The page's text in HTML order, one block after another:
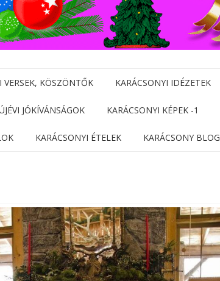
VERSEK, KÖSZÖNTŐK KARÁCSONYI IDÉZETEK
JÓKÍVÁNSÁGOK KARÁCSONYI KÉPEK -1
KARÁCSONYI ÉTELEK KARÁCSONY BLOG